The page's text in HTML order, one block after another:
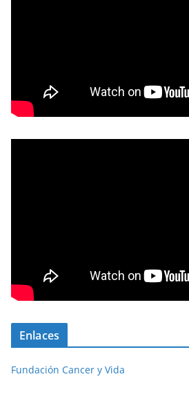
Enlaces
Fundación Cancer y Vida